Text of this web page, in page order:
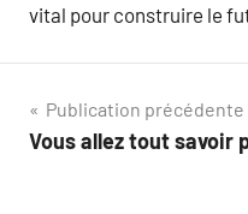
vital pour construire le
Navigation
de
Publication précédente
Vous allez tout savoir